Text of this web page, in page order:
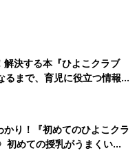
決する本『ひよこクラブ
まで、育児に役立つ情報が
り！『初めてのひよこクラ
初めての授乳がうまくい
本と夏のトラブル 解決テ